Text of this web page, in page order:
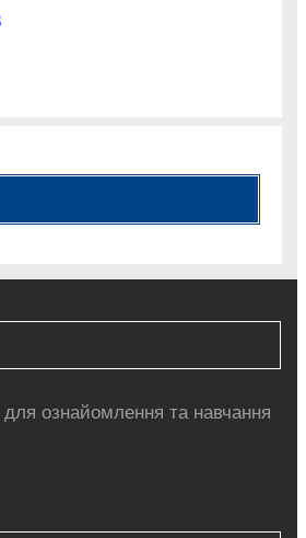
для ознайомлення та навчання